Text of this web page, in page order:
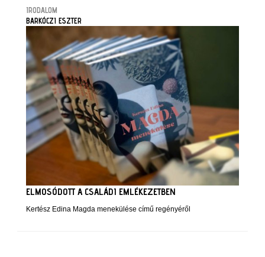
IRODALOM
BARKÓCZI ESZTER
ELMOSÓDOTT A CSALÁDI EMLÉKEZETBEN
Kertész Edina Magda menekülése című regényéről